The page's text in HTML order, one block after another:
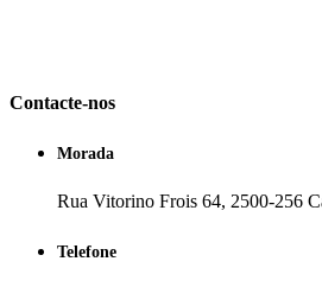
Contacte-nos
Morada
Rua Vitorino Frois 64, 2500-256
Telefone